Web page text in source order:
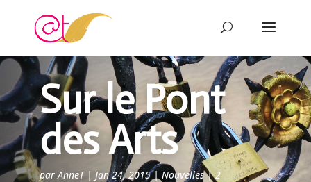
Sur le Pont
des Arts
par AnneT| Jan 24, 2015| Nouvelles|2